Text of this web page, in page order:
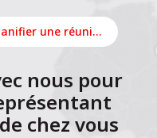
Planifier une réunion en ligne
nous pour
chez vous